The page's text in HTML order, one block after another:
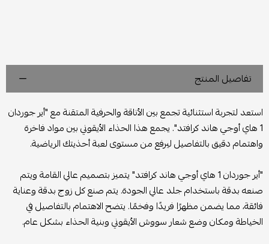
تفاصيل المنتج
استعد لتجربة استثنائية تجمع بين الأناقة والحرفية المتقنة مع "أير جوردان
1 هاي أوجي هاند كرافتد". يجمع هذا الحذاء الأيقوني بين مواد فاخرة
واهتمام دقيق بالتفاصيل ليرفع من مستوى لعبة أحذيتك الرياضية.
"أير جوردان 1 هاي أوجي هاند كرافتد" يتميز بتصميم عالي القامة ويتم
صنعه بدقة باستخدام جلد عالي الجودة. يتم صنع كل زوج بدقة وعناية
فائقة، مما يضمن مظهرًا فريدًا وفخمًا. يتضح الاهتمام بالتفاصيل في
الخياطة ومكان وضع شعار سووش الأيقوني وبنية الحذاء بشكل عام.